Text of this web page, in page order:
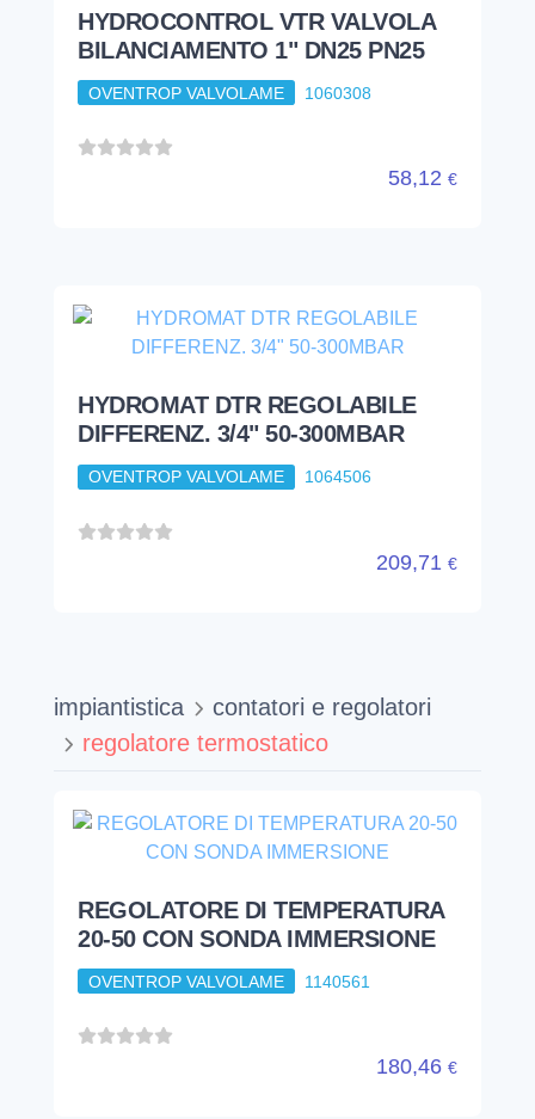
HYDROCONTROL VTR VALVOLA
BILANCIAMENTO 1" DN25 PN25
OVENTROP VALVOLAME 1060308
58,12 €
HYDROMAT DTR REGOLABILE
DIFFERENZ. 3/4" 50-300MBAR
OVENTROP VALVOLAME 1064506
209,71 €
impiantistica
contatori e regolatori
regolatore termostatico
REGOLATORE DI TEMPERATURA
20-50 CON SONDA IMMERSIONE
OVENTROP VALVOLAME 1140561
180,46 €